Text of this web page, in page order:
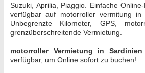
Suzuki, Aprilia, Piaggio. Einfache
verfügbar auf motorroller vermitung
Unbegrenzte Kilometer, GPS,
grenzüberschreitende Vermietung.
motorroller Vermietung in
verfügbar, um Online sofort zu buchen!